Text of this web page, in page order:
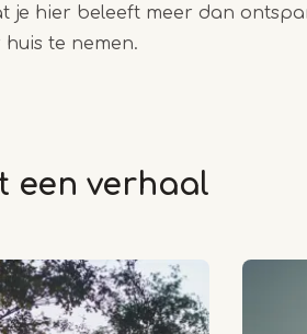
je hier beleeft meer dan
te nemen.
een verhaal